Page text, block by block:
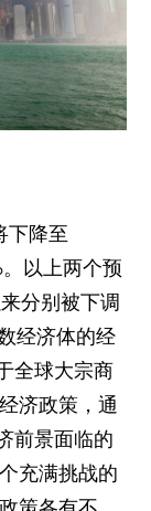
下降至
以上两个预
分别被下调
经济体的经
全球大宗商
济政策，通
前景面临的
充满挑战的